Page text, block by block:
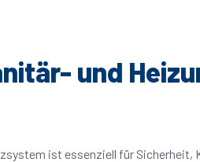
und
ist essenziell für